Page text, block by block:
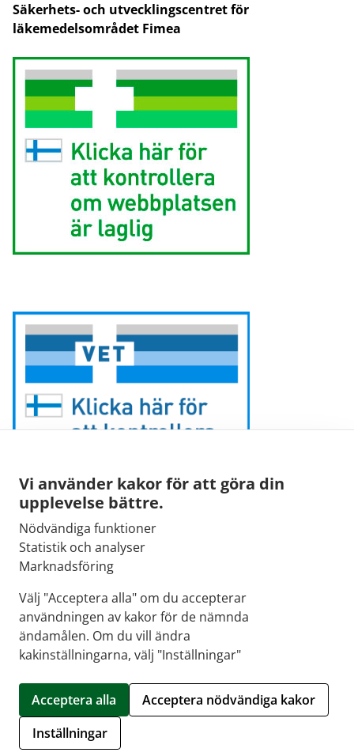
Vi använder kakor för att göra din
upplevelse bättre.
Nödvändiga funktioner
Statistik och analyser
Marknadsföring
Välj "Acceptera alla" om du accepterar
användningen av kakor för de nämnda
ändamålen. Om du vill ändra
kakinställningarna, välj "Inställningar"
Acceptera alla
Acceptera nödvändiga kakor
Inställningar
Säkerhets- och utvecklingscentret för
läkemedelsområdet Fimea
E-post:
kirjaamo@fimea.fi
Fimeas växel:
029 522 3341
Hantera kakor